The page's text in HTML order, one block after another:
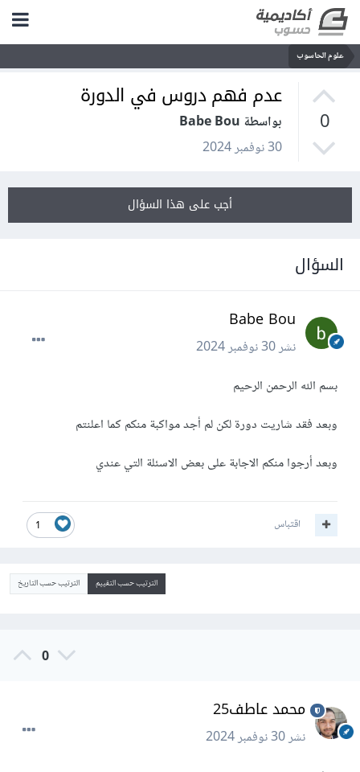
علوم الحاسوب
0
عدم فهم دروس في الدورة
بواسطة Babe Bou
30 نوفمبر 2024
أجب على هذا السؤال
السؤال
Babe Bou
نشر30 نوفمبر 2024
بسم الله الرحمن الرحيم
وبعد فقد شاريت دورة لكن لم أجد مواكبة منكم كما اعلنتم
وبعد أرجوا منكم الاجابة على بعض الاسئلة التي عندي
1 اقتباس
الترتيب حسب التقييم الترتيب حسب التاريخ
0
محمد عاطف25
نشر30 نوفمبر 2024